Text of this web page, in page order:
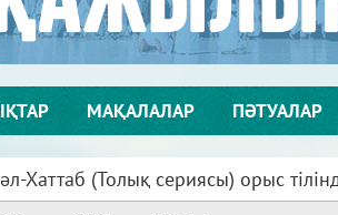
МАҚАЛАЛАР ПӘТУАЛАР
Хаттаб (Толық сериясы) орыс